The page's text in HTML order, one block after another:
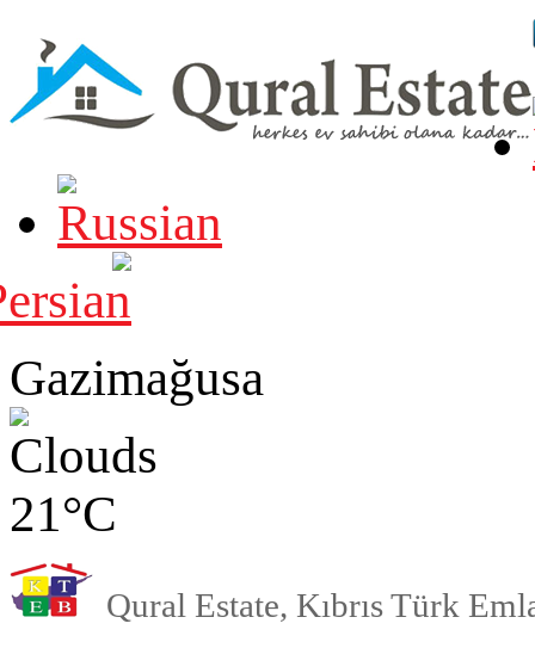
Gazimağusa
21°C
Qural Estate, Kıbrıs Türk